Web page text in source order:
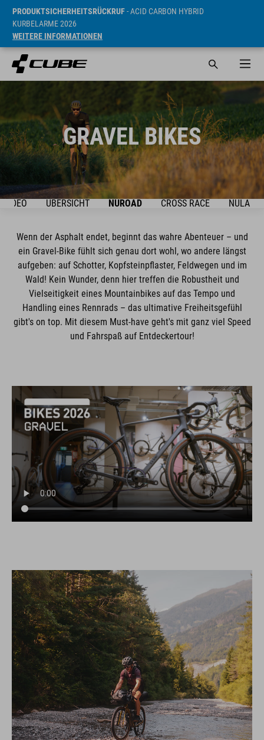
PRODUKTSICHERHEITSRÜCKRUF- ACID CARBON HYBRID
KURBELARME 2026
WEITERE INFORMATIONEN
GRAVEL BIKES
VIDEO ÜBERSICHT NUROAD CROSS RACE NULANE
Wenn der Asphalt endet, beginnt das wahre Abenteuer – und
ein Gravel-Bike fühlt sich genau dort wohl, wo andere längst
aufgeben: auf Schotter, Kopfsteinpflaster, Feldwegen und im
Wald! Kein Wunder, denn hier treffen die Robustheit und
Vielseitigkeit eines Mountainbikes auf das Tempo und
Handling eines Rennrads – das ultimative Freiheitsgefühl
gibt's on top. Mit diesem Must-have geht's mit ganz viel Speed
und Fahrspaß auf Entdeckertour!